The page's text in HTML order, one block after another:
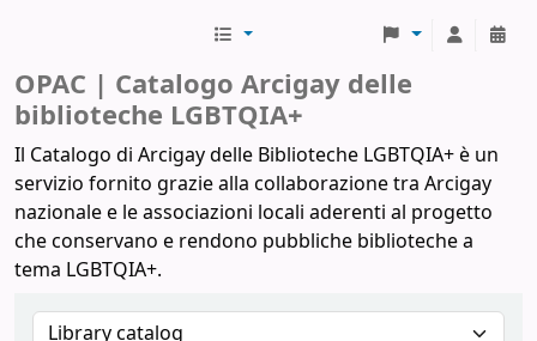
OPAC | Catalogo Arcigay delle
biblioteche LGBTQIA+
Il Catalogo di Arcigay delle Biblioteche LGBTQIA+ è un
servizio fornito grazie alla collaborazione tra Arcigay
nazionale e le associazioni locali aderenti al progetto
che conservano e rendono pubbliche biblioteche a
tema LGBTQIA+.